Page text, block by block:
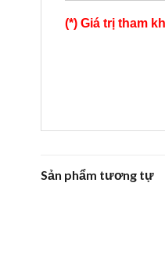
(*) Giá trị tham
Sản phẩm tương tự